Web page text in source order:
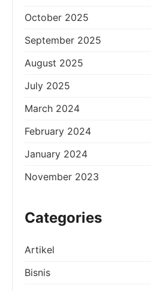
October 2025
September 2025
August 2025
July 2025
March 2024
February 2024
January 2024
November 2023
Categories
Artikel
Bisnis